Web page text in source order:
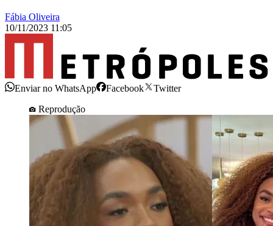
Fábia Oliveira
10/11/2023 11:05
Enviar no WhatsApp Facebook
Twitter
Reprodução